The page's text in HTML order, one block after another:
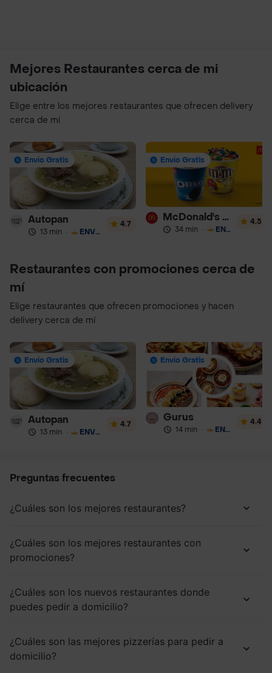
Mejores Restaurantes cerca de mi
ubicación
Elige entre los mejores restaurantes que ofrecen delivery
cerca de mí
Envío Gratis
Autopan
13 min · ENVÍO GRATIS
4.7
Envío Gratis
McDonald's Postres
34 min · ENVÍO GRATIS
4.5
Restaurantes con promociones cerca de
mí
Elige restaurantes que ofrecen promociones y hacen
delivery cerca de mí
Envío Gratis
Autopan
13 min · ENVÍO GRATIS
4.7
Envío Gratis
Gurus
14 min · ENVÍO GRATIS
4.4
Preguntas frecuentes
¿Cuáles son los mejores restaurantes?
¿Cuáles son los mejores restaurantes con
promociones?
¿Cuáles son los nuevos restaurantes donde
puedes pedir a domicilio?
¿Cuáles son las mejores pizzerías para pedir a
domicilio?